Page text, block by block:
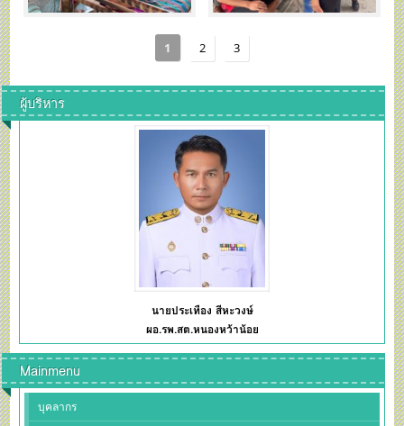
1 2 3
ผู้บริหาร
นายประเทือง สีหะวงษ์
ผอ.รพ.สต.หนองหว้าน้อย
Mainmenu
บุคลากร